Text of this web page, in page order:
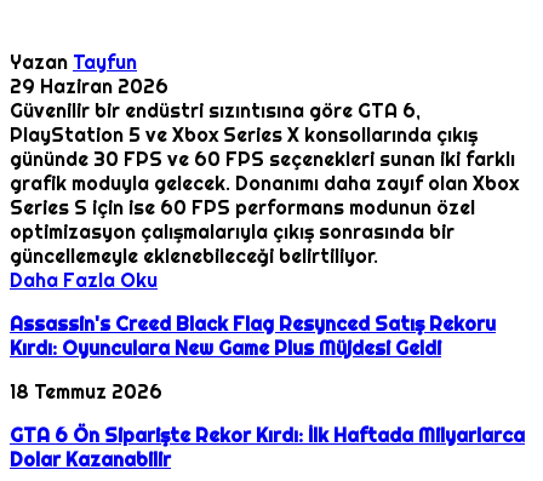
Yazan Tayfun
29 Haziran 2026
Güvenilir bir endüstri sızıntısına göre GTA 6,
PlayStation 5 ve Xbox Series X konsollarında çıkış
gününde 30 FPS ve 60 FPS seçenekleri sunan iki farklı
grafik moduyla gelecek. Donanımı daha zayıf olan Xbox
Series S için ise 60 FPS performans modunun özel
optimizasyon çalışmalarıyla çıkış sonrasında bir
güncellemeyle eklenebileceği belirtiliyor.
Daha Fazla Oku
Assassin's Creed Black Flag Resynced Satış Rekoru
Kırdı: Oyunculara New Game Plus Müjdesi Geldi
18 Temmuz 2026
GTA 6 Ön Siparişte Rekor Kırdı: İlk Haftada Milyarlarca
Dolar Kazanabilir